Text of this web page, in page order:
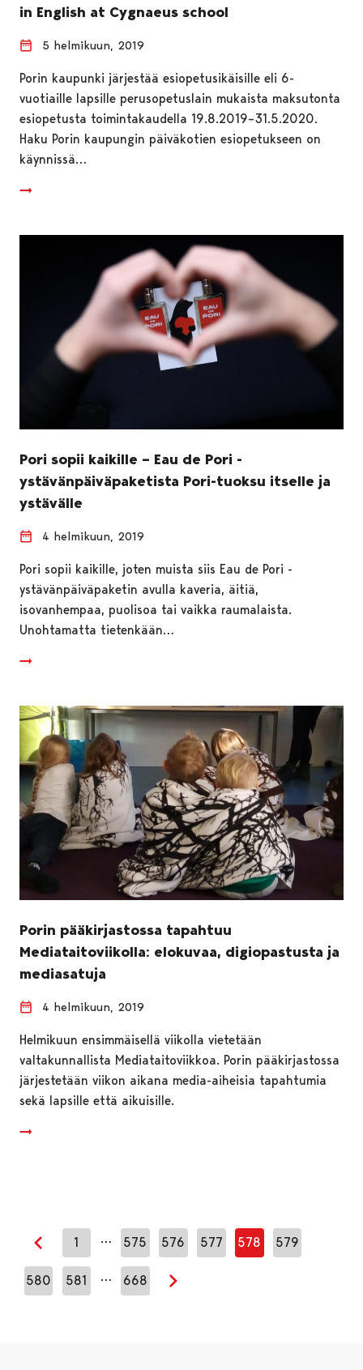
in English at Cygnaeus school
5 helmikuun, 2019
Porin kaupunki järjestää esiopetusikäisille eli 6-
vuotiaille lapsille perusopetuslain mukaista maksutonta
esiopetusta toimintakaudella 19.8.2019–31.5.2020.
Haku Porin kaupungin päiväkotien esiopetukseen on
käynnissä…
Pori sopii kaikille – Eau de Pori -
ystävänpäiväpaketista Pori-tuoksu itselle ja
ystävälle
4 helmikuun, 2019
Pori sopii kaikille, joten muista siis Eau de Pori -
ystävänpäiväpaketin avulla kaveria, äitiä,
isovanhempaa, puolisoa tai vaikka raumalaista.
Unohtamatta tietenkään…
Porin pääkirjastossa tapahtuu
Mediataitoviikolla: elokuvaa, digiopastusta ja
mediasatuja
4 helmikuun, 2019
Helmikuun ensimmäisellä viikolla vietetään
valtakunnallista Mediataitoviikkoa. Porin pääkirjastossa
järjestetään viikon aikana media-aiheisia tapahtumia
sekä lapsille että aikuisille.
Edellinen sivu
1 … 575 576 577 578 579
580 581 … 668
Seuraava sivu